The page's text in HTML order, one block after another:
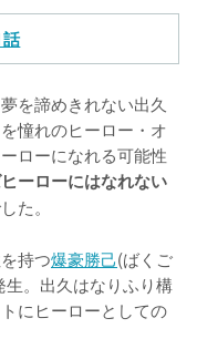
を諦めきれない出久
憧れのヒーロー・オ
ローになれる可能性
ーローにはなれない
た。
持つ爆豪勝己(ばくご
。出久はなりふり構
にヒーローとしての